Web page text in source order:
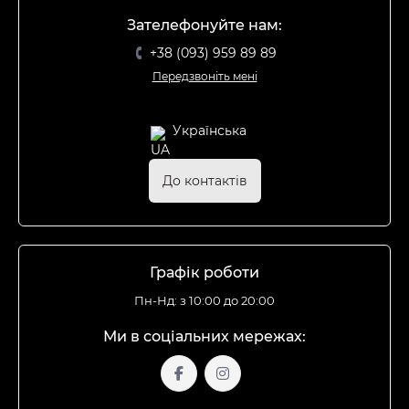
Зателефонуйте нам:
+38 (093) 959 89 89
Передзвоніть мені
Українська
До контактів
Графік роботи
Пн-Нд: з 10:00 до 20:00
Ми в соціальних мережах: